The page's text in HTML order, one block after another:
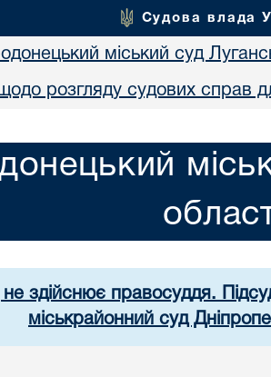
Судова влада
міський суд
розгляду судових справ
здійснює правосуддя.
міськрайонний суд